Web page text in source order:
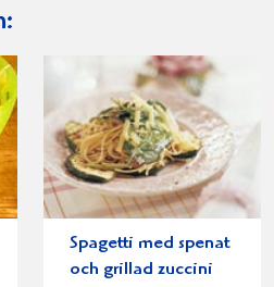
Spagetti med spenat
och grillad zuccini